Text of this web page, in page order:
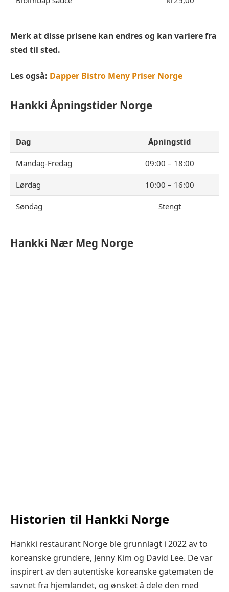
Merk at disse prisene kan endres og kan variere fra
sted til sted.
Les også: Dapper Bistro Meny Priser Norge
Hankki Åpningstider Norge
Dag Åpningstid
Mandag-Fredag 09:00 – 18:00
Lørdag 10:00 – 16:00
Søndag Stengt
Hankki Nær Meg Norge
Historien til Hankki Norge
Hankki restaurant Norge ble grunnlagt i 2022 av to
koreanske gründere, Jenny Kim og David Lee. De var
inspirert av den autentiske koreanske gatematen de
savnet fra hjemlandet, og ønsket å dele den med